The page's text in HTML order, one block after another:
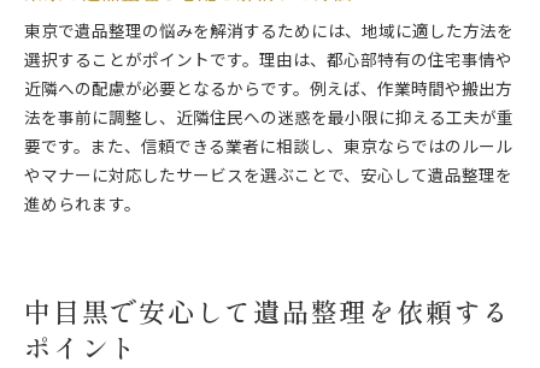
東京で遺品整理の悩みを解消するためには、地域に適した方法を
選択することがポイントです。理由は、都心部特有の住宅事情や
近隣への配慮が必要となるからです。例えば、作業時間や搬出方
法を事前に調整し、近隣住民への迷惑を最小限に抑える工夫が重
要です。また、信頼できる業者に相談し、東京ならではのルール
やマナーに対応したサービスを選ぶことで、安心して遺品整理を
進められます。
中目黒で安心して遺品整理を依頼する
ポイント